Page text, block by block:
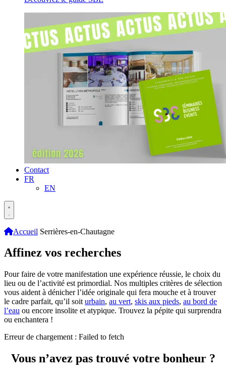
Contact
FR
EN
Accueil Serrières-en-Chautagne
Affinez vos recherches
Pour faire de votre manifestation une expérience réussie, le choix du
lieu ou de l’activité est primordial. Nos multiples critères de sélection
vous aident à dénicher l’idée originale qui fera mouche et à trouver
le cadre parfait, qu’il soit urbain, au vert, skis aux pieds, au bord de
l’eau ou encore insolite et atypique. Trouvez la pépite qui surprendra
ou enchantera !
Erreur de chargement : Failed to fetch
Vous n’avez pas trouvé votre bonheur ?